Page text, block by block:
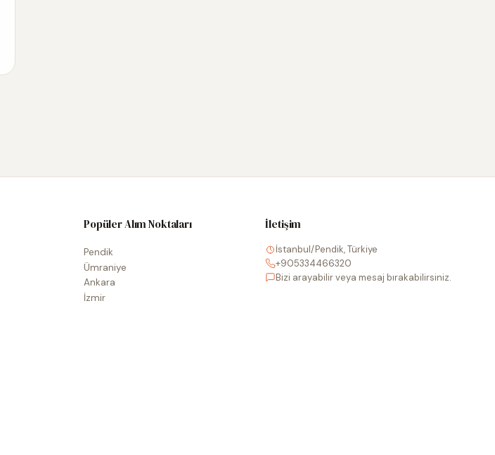
Popüler Alım Noktaları
Pendik
Ümraniye
Ankara
İzmir
İletişim
İstanbul/Pendik, Türkiye
+905334466320
Bizi arayabilir veya mesaj bırakabilirsiniz.